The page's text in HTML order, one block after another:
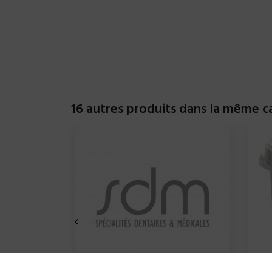
16 autres produits dans la même
